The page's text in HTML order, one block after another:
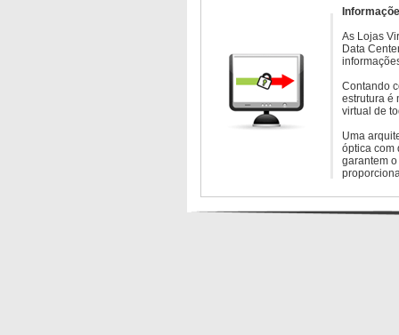
As Lojas
Data
Contando
estrutura é
virtual de
Uma
óptica com
garantem